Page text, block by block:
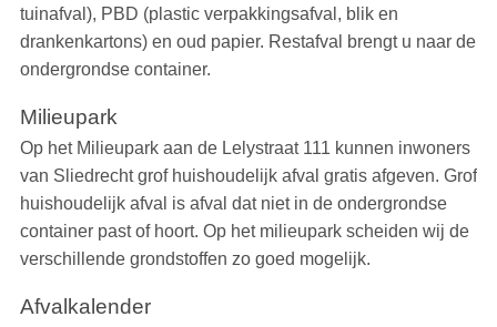
tuinafval), PBD (plastic verpakkingsafval, blik en
drankenkartons) en oud papier. Restafval brengt u naar de
ondergrondse container.
Milieupark
Op het Milieupark aan de Lelystraat 111 kunnen inwoners
van Sliedrecht grof huishoudelijk afval gratis afgeven. Grof
huishoudelijk afval is afval dat niet in de ondergrondse
container past of hoort. Op het milieupark scheiden wij de
verschillende grondstoffen zo goed mogelijk.
Afvalkalender